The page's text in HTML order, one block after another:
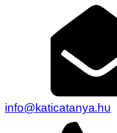
info@katicatanya.hu